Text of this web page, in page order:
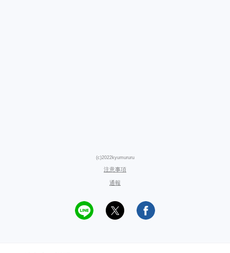
(c)2022kyumururu
注意事項
通報